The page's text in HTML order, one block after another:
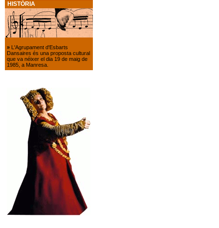
HISTÒRIA
» L'Agrupament d'Esbarts
Dansaires és una proposta cultural
que va néixer el dia 19 de maig de
1985, a Manresa.